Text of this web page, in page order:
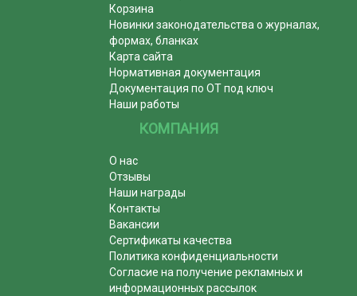
Корзина
Новинки законодательства о журналах,
формах, бланках
Карта сайта
Нормативная документация
Документация по ОТ под ключ
Наши работы
КОМПАНИЯ
О нас
Отзывы
Наши награды
Контакты
Вакансии
Сертификаты качества
Политика конфиденциальности
Согласие на получение рекламных и
информационных рассылок